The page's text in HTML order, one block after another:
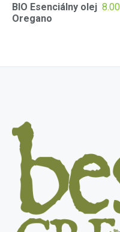
BIO Esenciálny olej
Oregano
8.00